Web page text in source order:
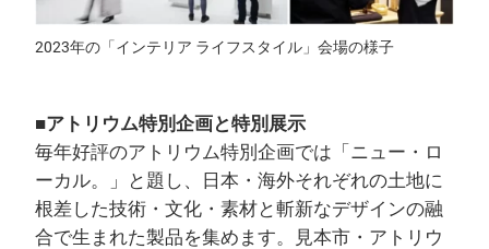
2023年の「インテリア ライフスタイル」会場の様子
■アトリウム特別企画と特別展示
毎年好評のアトリウム特別企画では「ニュー・ロ
ーカル。」と題し、日本・海外それぞれの土地に
根差した技術・文化・素材と斬新なデザインの融
合で生まれた製品を集めます。見本市・アトリウ